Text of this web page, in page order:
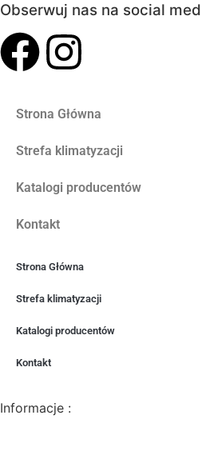
Obserwuj nas na social
Strona Główna
Strefa klimatyzacji
Katalogi producentów
Kontakt
Strona Główna
Strefa klimatyzacji
Katalogi producentów
Kontakt
Informacje :